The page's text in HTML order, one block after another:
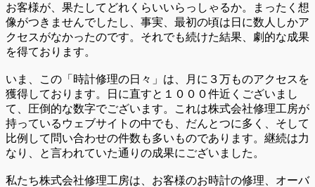
お客様が、果たしてどれくらいいらっしゃるか。まったく想
像がつきませんでしたし、事実、最初の頃は日に数人しかア
クセスがなかったのです。それでも続けた結果、劇的な成果
を得ております。
いま、この「時計修理の日々」は、月に３万ものアクセスを
獲得しております。日に直すと１０００件近くございまし
て、圧倒的な数字でございます。これは株式会社修理工房が
持っているウェブサイトの中でも、だんとつに多く、そして
比例して問い合わせの件数も多いものであります。継続は力
なり、と言われていた通りの成果にございました。
私たち株式会社修理工房は、お客様のお時計の修理、オーバ